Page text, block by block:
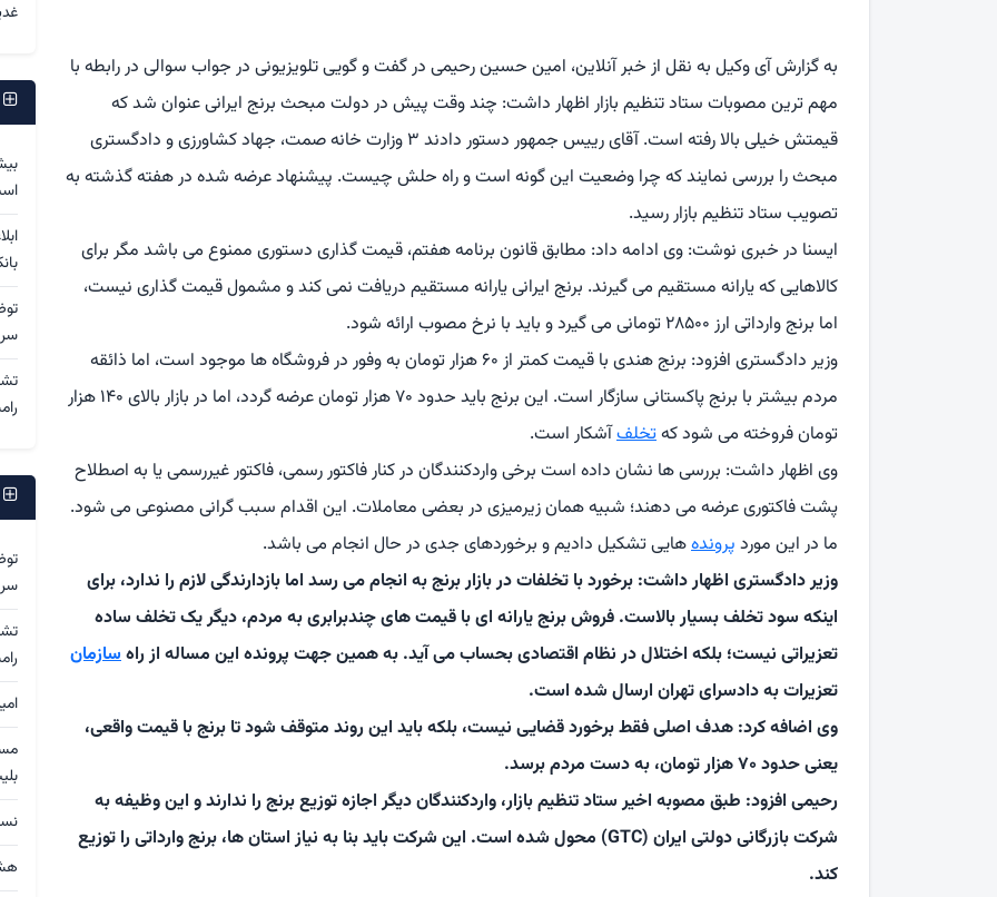
به گزارش آی وکیل به نقل از خبر آنلاین، امین حسین رحیمی در گفت و گویی تلویزیونی در جواب سوالی در رابطه با
مهم ترین مصوبات ستاد تنظیم بازار اظهار داشت: چند وقت پیش در دولت مبحث برنج ایرانی عنوان شد که
قیمتش خیلی بالا رفته است. آقای رییس جمهور دستور دادند ۳ وزارت خانه صمت، جهاد کشاورزی و دادگستری
مبحث را بررسی نمایند که چرا وضعیت این گونه است و راه حلش چیست. پیشنهاد عرضه شده در هفته گذشته به
تصویب ستاد تنظیم بازار رسید.
ایسنا در خبری نوشت: وی ادامه داد: مطابق قانون برنامه هفتم، قیمت گذاری دستوری ممنوع می باشد مگر برای
کالاهایی که یارانه مستقیم می گیرند. برنج ایرانی یارانه مستقیم دریافت نمی کند و مشمول قیمت گذاری نیست،
اما برنج وارداتی ارز ۲۸۵۰۰ تومانی می گیرد و باید با نرخ مصوب ارائه شود.
وزیر دادگستری افزود: برنج هندی با قیمت کمتر از ۶۰ هزار تومان به وفور در فروشگاه ها موجود است، اما ذائقه
مردم بیشتر با برنج پاکستانی سازگار است. این برنج باید حدود ۷۰ هزار تومان عرضه گردد، اما در بازار بالای ۱۴۰ هزار
تومان فروخته می شود کهتخلفآشکار است.
وی اظهار داشت: بررسی ها نشان داده است برخی واردکنندگان در کنار فاکتور رسمی، فاکتور غیررسمی یا به اصطلاح
پشت فاکتوری عرضه می دهند؛ شبیه همان زیرمیزی در بعضی معاملات. این اقدام سبب گرانی مصنوعی می شود.
ما در این مورد پروندههایی تشکیل دادیم و برخوردهای جدی در حال انجام می باشد.
وزیر دادگستری اظهار داشت: برخورد با تخلفات در بازار برنج به انجام می رسد اما بازدارندگی لازم را ندارد، برای
اینکه سود تخلف بسیار بالاست. فروش برنج یارانه ای با قیمت های چندبرابری به مردم، دیگر یک تخلف ساده
تعزیراتی نیست؛ بلکه اختلال در نظام اقتصادی بحساب می آید. به همین جهت پرونده این مساله از راهسازمان
تعزیرات به دادسرای تهران ارسال شده است.
وی اضافه کرد: هدف اصلی فقط برخورد قضایی نیست، بلکه باید این روند متوقف شود تا برنج با قیمت واقعی،
یعنی حدود ۷۰ هزار تومان، به دست مردم برسد.
رحیمی افزود: طبق مصوبه اخیر ستاد تنظیم بازار، واردکنندگان دیگر اجازه توزیع برنج را ندارند و این وظیفه به
شرکت بازرگانی دولتی ایران (GTC) محول شده است. این شرکت باید بنا به نیاز استان ها، برنج وارداتی را توزیع
کند.